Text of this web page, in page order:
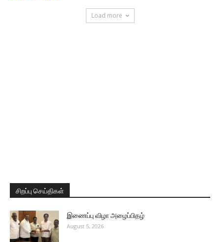
Load more
சிறப்பு செய்திகள்
இணைப்பு விழா அழைப்பிதழ்
August 5, 2026